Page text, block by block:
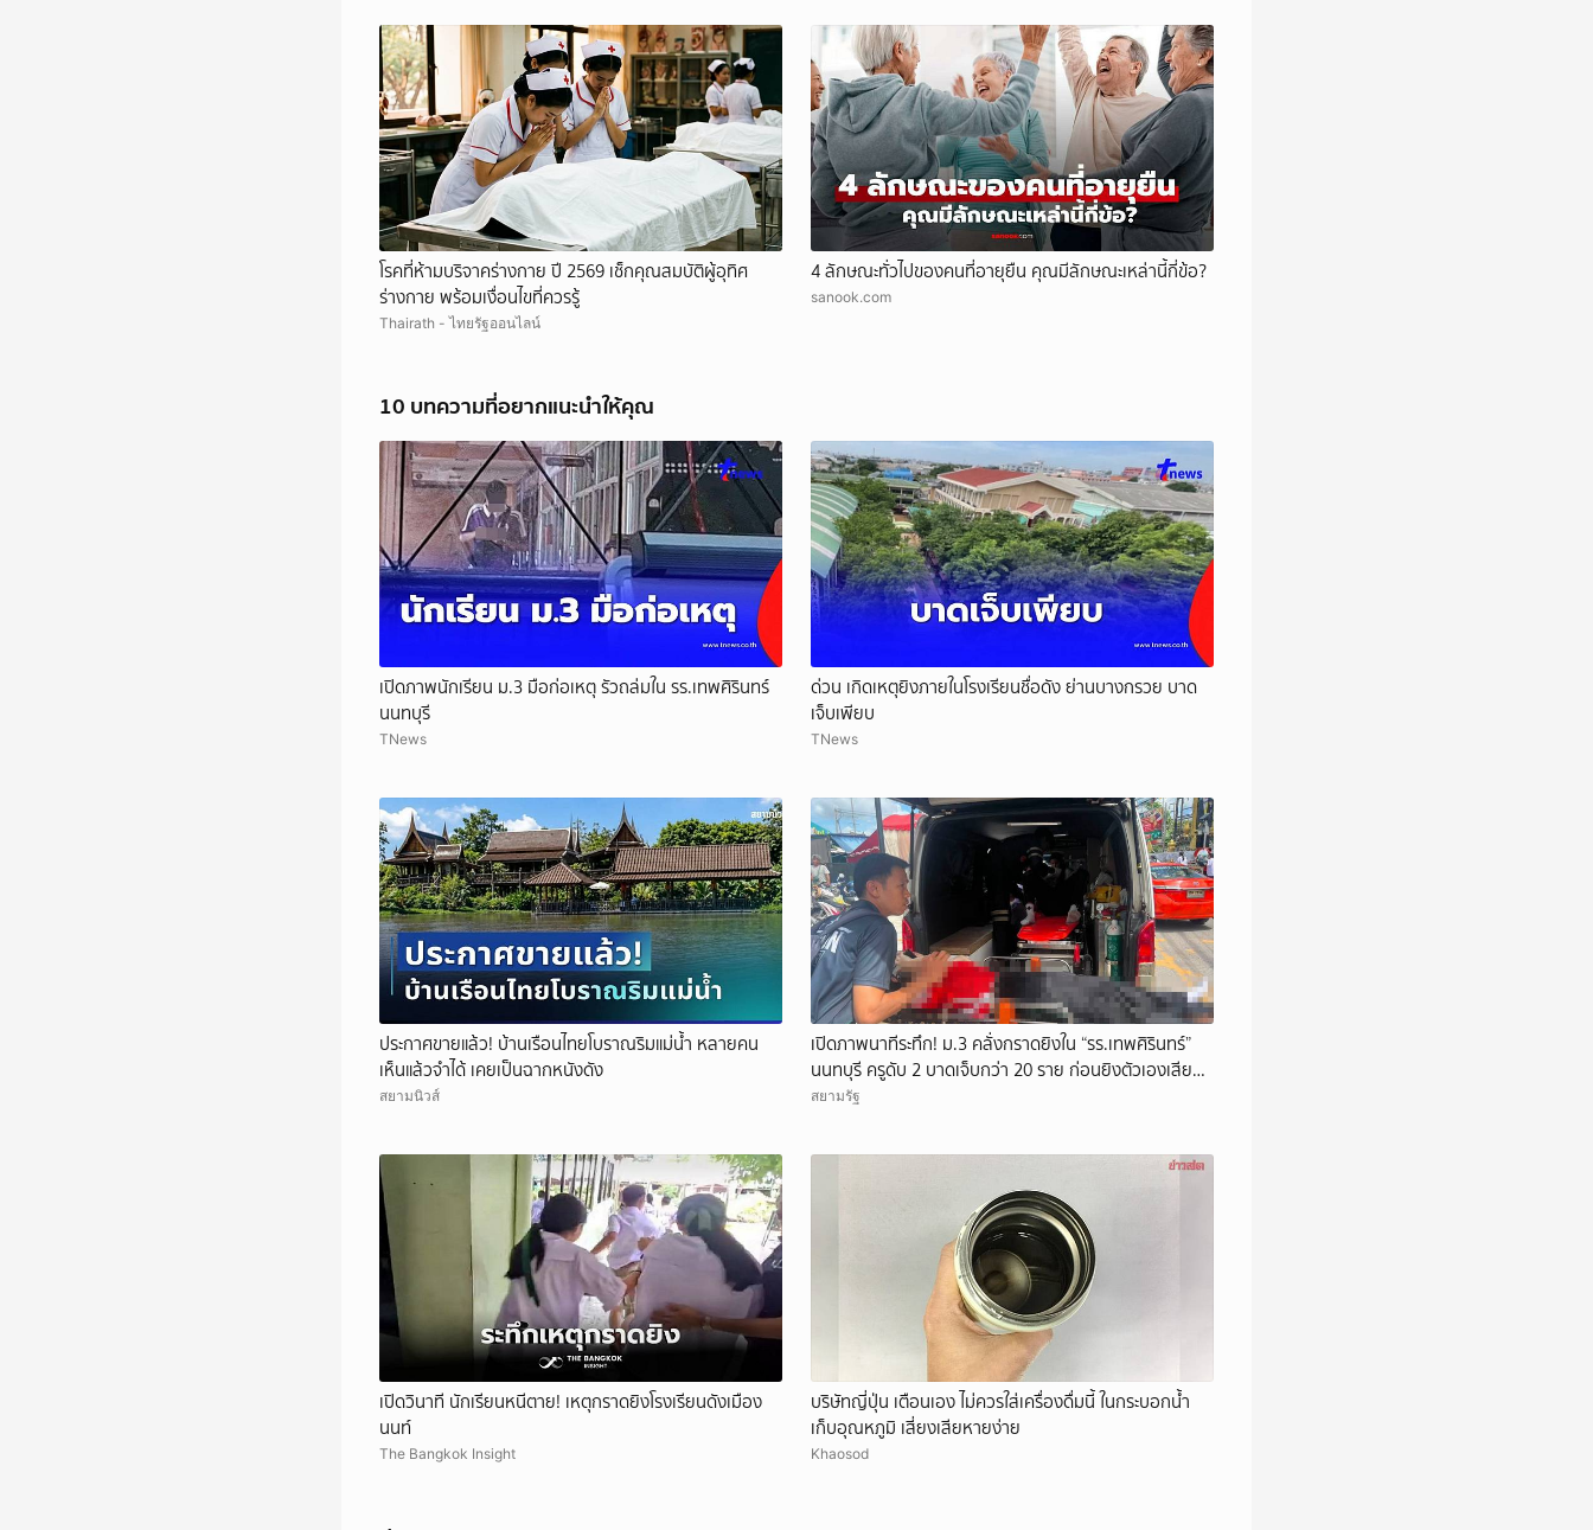
โรคที่ห้ามบริจาคร่างกาย ปี 2569 เช็กคุณสมบัติผู้อุทิศ
ร่างกาย พร้อมเงื่อนไขที่ควรรู้
Thairath - ไทยรัฐออนไลน์
4 ลักษณะทั่วไปของคนที่อายุยืน คุณมีลักษณะเหล่านี้กี่ข้อ?
sanook.com
10 บทความที่อยากแนะนำให้คุณ
เปิดภาพนักเรียน ม.3 มือก่อเหตุ รัวถล่มใน รร.เทพศิรินทร์
นนทบุรี
TNews
ด่วน เกิดเหตุยิงภายในโรงเรียนชื่อดัง ย่านบางกรวย บาด
เจ็บเพียบ
TNews
ประกาศขายแล้ว! บ้านเรือนไทยโบราณริมแม่น้ำ หลายคน
เห็นแล้วจำได้ เคยเป็นฉากหนังดัง
สยามนิวส์
เปิดภาพนาทีระทึก! ม.3 คลั่งกราดยิงใน “รร.เทพศิรินทร์”
นนทบุรี ครูดับ 2 บาดเจ็บกว่า 20 ราย ก่อนยิงตัวเองเสีย
ชีวิตหน้าห้องเรียน
สยามรัฐ
เปิดวินาที นักเรียนหนีตาย! เหตุกราดยิงโรงเรียนดังเมือง
นนท์
The Bangkok Insight
บริษัทญี่ปุ่น เตือนเอง ไม่ควรใส่เครื่องดื่มนี้ ในกระบอกน้ำ
เก็บอุณหภูมิ เสี่ยงเสียหายง่าย
Khaosod